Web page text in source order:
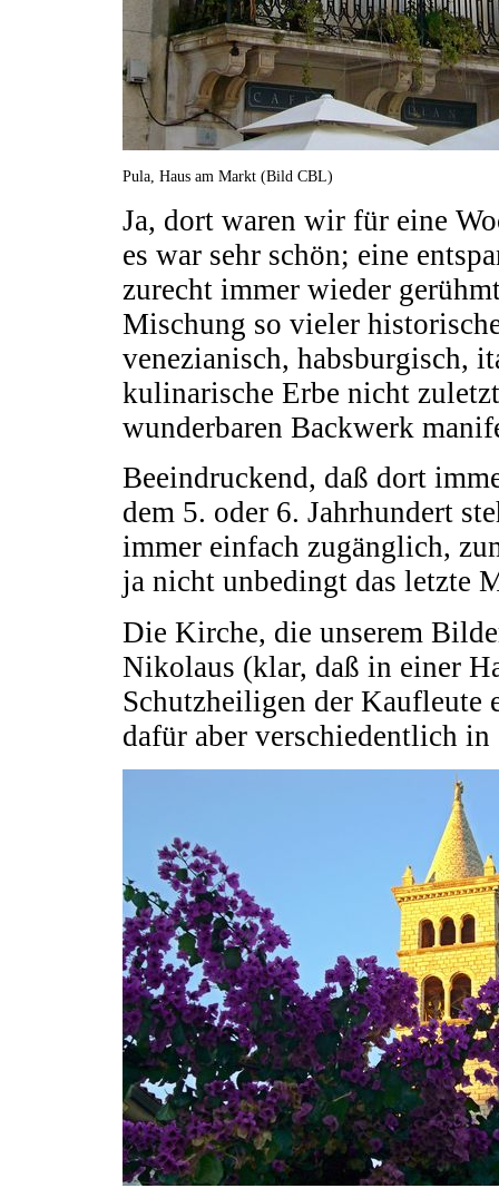
Pula, Haus am Markt (Bild CBL)
Ja, dort waren wir für eine
es war sehr schön; eine
zurecht immer wieder
Mischung so vieler
venezianisch, habsburgisch,
kulinarische Erbe nicht
wunderbaren Backwerk
Beeindruckend, daß dort
dem 5. oder 6. Jahrhundert
immer einfach zugänglich,
ja nicht unbedingt das letzte
Die Kirche, die unserem
Nikolaus (klar, daß in einer
Schutzheiligen der Kaufleute
dafür aber verschiedentlich